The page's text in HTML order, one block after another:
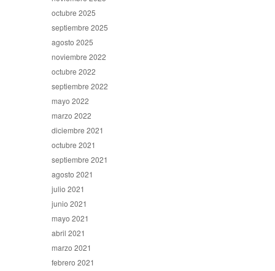
octubre 2025
septiembre 2025
agosto 2025
noviembre 2022
octubre 2022
septiembre 2022
mayo 2022
marzo 2022
diciembre 2021
octubre 2021
septiembre 2021
agosto 2021
julio 2021
junio 2021
mayo 2021
abril 2021
marzo 2021
febrero 2021